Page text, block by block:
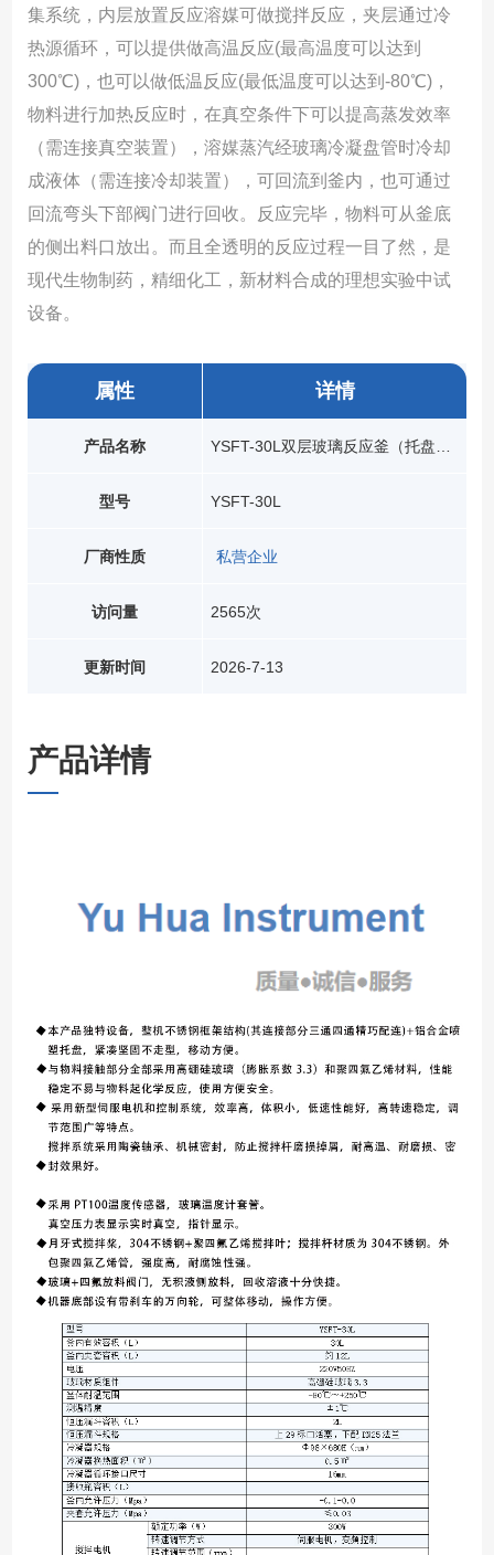
集系统，内层放置反应溶媒可做搅拌反应，夹层通过冷
热源循环，可以提供做高温反应(最高温度可以达到
300℃)，也可以做低温反应(最低温度可以达到-80℃)，
物料进行加热反应时，在真空条件下可以提高蒸发效率
（需连接真空装置），溶媒蒸汽经玻璃冷凝盘管时冷却
成液体（需连接冷却装置），可回流到釜内，也可通过
回流弯头下部阀门进行回收。反应完毕，物料可从釜底
的侧出料口放出。而且全透明的反应过程一目了然，是
现代生物制药，精细化工，新材料合成的理想实验中试
设备。
属性
产品名称
型号
厂商性质
访问量
更新时间
详情
YSFT-30L双层玻璃反应釜（托盘型）
YSFT-30L
私营企业
2565次
2026-7-13
产品详情